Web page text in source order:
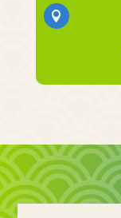
